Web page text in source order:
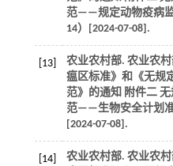
范——规定动物疫病
14）[2024-07-08].
[13]
农业农村部. 农业农
瘟区标准》和《无规
范》的通知 附件二
范——生物安全计划
[2024-07-08].
[14]
农业农村部. 农业农